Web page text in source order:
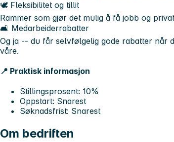
🕊️ Fleksibilitet og tillit
Rammer som gjør det mulig å få jobb og
🛋️ Medarbeiderrabatter
Og ja -- du får selvfølgelig gode rabatter når
våre.
📍 Praktisk informasjon
Stillingsprosent: 10%
Oppstart: Snarest
Søknadsfrist: Snarest
Om bedriften